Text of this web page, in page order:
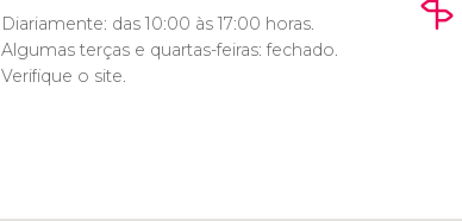
Diariamente: das 10:00 às 17:00 horas.
Algumas terças e quartas-feiras: fechado.
Verifique o site.